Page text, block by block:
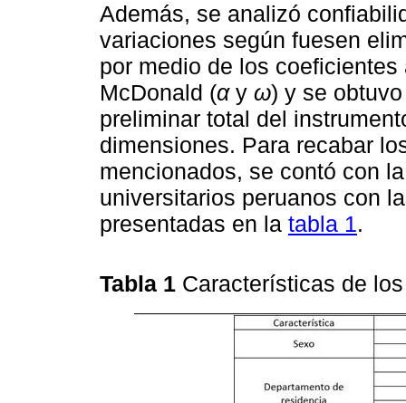
Además, se analizó
variaciones según fuesen
por medio de los
McDonald (αy ω) y se
preliminar total del
dimensiones. Para recabar
mencionados, se contó con
universitarios peruanos con
presentadas en la tabla 1.
Tabla 1 Características de